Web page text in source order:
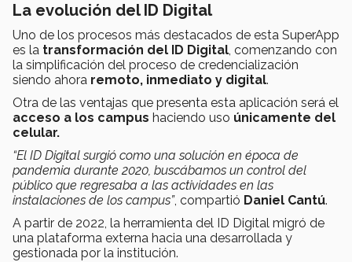
La evolución del ID Digital
Uno de los procesos más destacados de esta SuperApp
es la transformación del ID Digital, comenzando con
la simplificación del proceso de credencialización
siendo ahora remoto, inmediato y digital.
Otra de las ventajas que presenta esta aplicación será el
acceso a los campus haciendo uso únicamente del
celular.
“El ID Digital surgió como una solución en época de
pandemia durante 2020, buscábamos un control del
público que regresaba a las actividades en las
instalaciones de los campus”, compartió Daniel Cantú.
A partir de 2022, la herramienta del ID Digital migró de
una plataforma externa hacia una desarrollada y
gestionada por la institución.